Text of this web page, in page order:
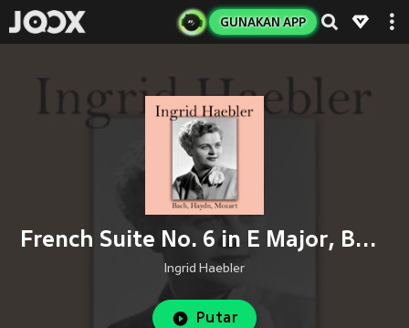
GUNAKAN APP
French Suite No. 6 in E Major, BWV 817: VIII. Menuet (Petit Menuet)
Ingrid Haebler
Putar